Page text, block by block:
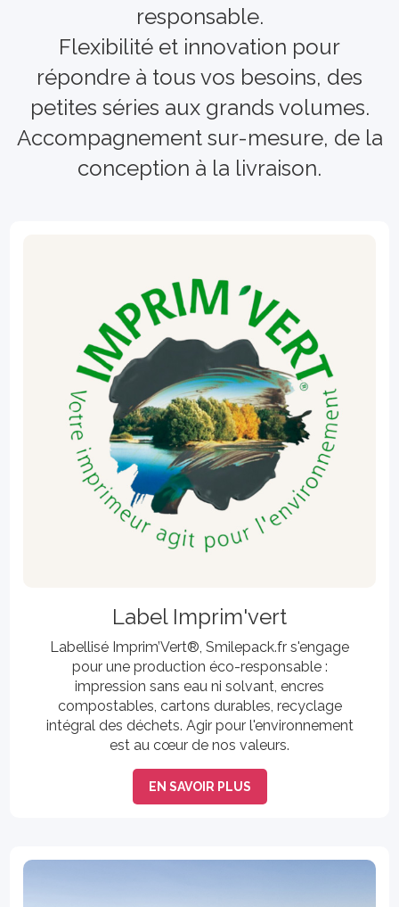
responsable.
Flexibilité et innovation pour
répondre à tous vos besoins, des
petites séries aux grands volumes.
Accompagnement sur-mesure, de la
conception à la livraison.
Label Imprim'vert
Labellisé Imprim’Vert®, Smilepack.fr s'engage
pour une production éco-responsable :
impression sans eau ni solvant, encres
compostables, cartons durables, recyclage
intégral des déchets. Agir pour l'environnement
est au cœur de nos valeurs.
EN SAVOIR PLUS